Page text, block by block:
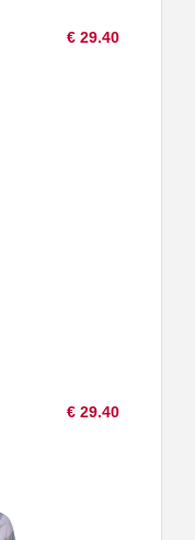
€ 29.40
€ 29.40